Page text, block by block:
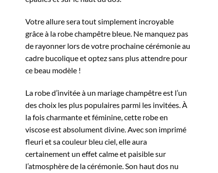
Votre allure sera tout simplement incroyable
grâce à la robe champêtre bleue. Ne manquez pas
de rayonner lors de votre prochaine cérémonie au
cadre bucolique et optez sans plus attendre pour
ce beau modèle !
La robe d’invitée à un mariage champêtre est l’un
des choix les plus populaires parmi les invitées. À
la fois charmante et féminine, cette robe en
viscose est absolument divine. Avec son imprimé
fleuri et sa couleur bleu ciel, elle aura
certainement un effet calme et paisible sur
l’atmosphère de la cérémonie. Son haut dos nu